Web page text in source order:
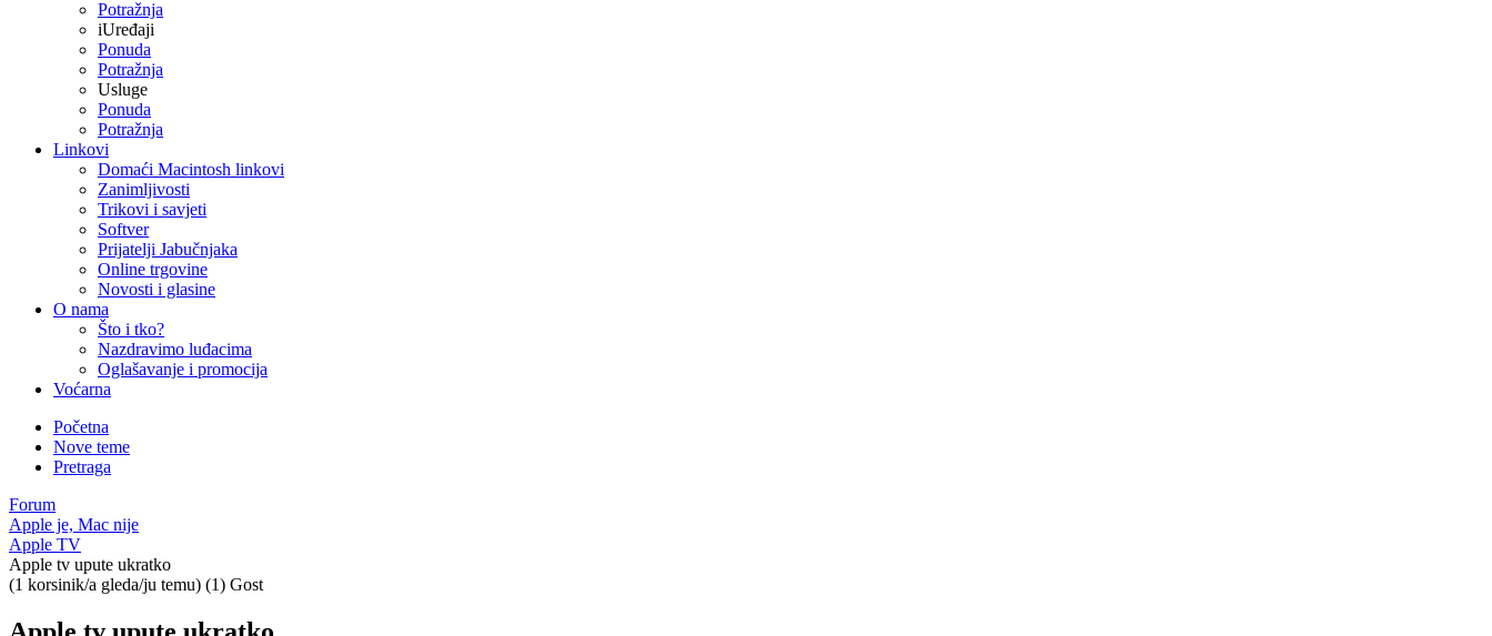
Potražnja
iUređaji
Ponuda
Potražnja
Usluge
Ponuda
Potražnja
Linkovi
Domaći Macintosh linkovi
Zanimljivosti
Trikovi i savjeti
Softver
Prijatelji Jabučnjaka
Online trgovine
Novosti i glasine
O nama
Što i tko?
Nazdravimo luđacima
Oglašavanje i promocija
Voćarna
Početna
Nove teme
Pretraga
Forum
Apple je, Mac nije
Apple TV
Apple tv upute ukratko
(1 korsinik/a gleda/ju temu) (1) Gost